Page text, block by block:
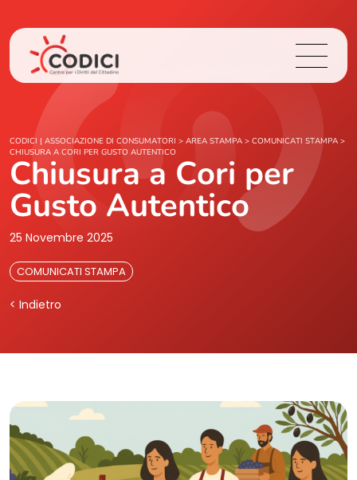
Chi Siamo
Cosa Facciamo
Area Stampa
CODICI | ASSOCIAZIONE DI CONSUMATORI > AREA STAMPA > COMUNICATI STAMPA >
CHIUSURA A CORI PER GUSTO AUTENTICO
Chiusura a Cori per
Gusto Autentico
25 Novembre 2025
COMUNICATI STAMPA
< Indietro